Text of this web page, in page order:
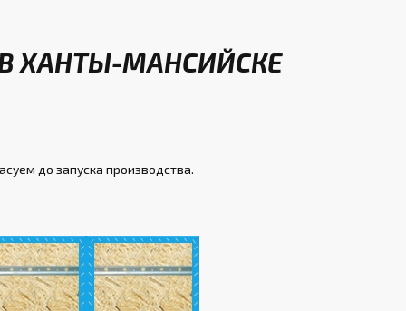
ХАНТЫ-МАНСИЙСКЕ
до запуска производства.